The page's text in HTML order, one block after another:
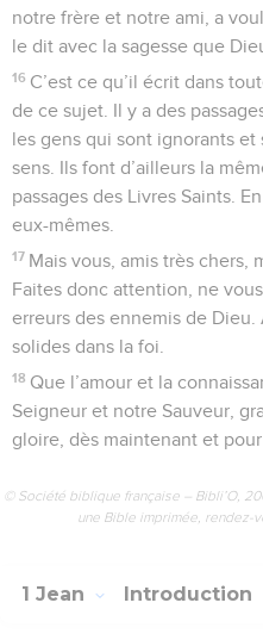
notre frère et notre ami, a
le dit avec la sagesse que
16 C’est ce qu’il écrit dans
de ce sujet. Il y a des
les gens qui sont ignorants
sens. Ils font d’ailleurs la
passages des Livres Saints.
eux-mêmes.
17 Mais vous, amis très chers,
Faites donc attention, ne
erreurs des ennemis de
solides dans la foi.
18 Que l’amour et la
Seigneur et notre Sauveur,
gloire, dès maintenant et
© Société biblique française – Bibli’O,
une Bible imprimée, rendez-
1 Jean Introduction